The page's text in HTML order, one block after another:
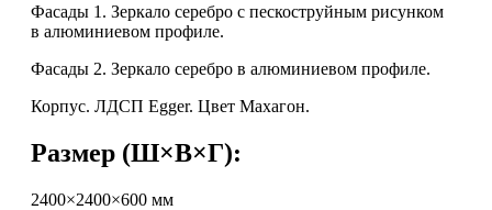
Фасады 1. Зеркало серебро с пескоструйным рисунком
в алюминиевом профиле.
Фасады 2. Зеркало серебро в алюминиевом профиле.
Корпус. ЛДСП Egger. Цвет Махагон.
Размер (Ш×В×Г):
2400×2400×600 мм